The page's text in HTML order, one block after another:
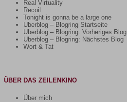
Real Virtuality
Recoil
Tonight is gonna be a large one
Uberblog – Blogring Startseite
Uberblog – Blogring: Vorheriges Blog
Uberblog – Blogring: Nächstes Blog
Wort & Tat
ÜBER DAS ZEILENKINO
Über mich